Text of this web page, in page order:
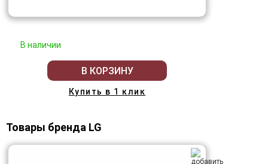
В наличии
В КОРЗИНУ
Купить в 1 клик
Товары бренда LG